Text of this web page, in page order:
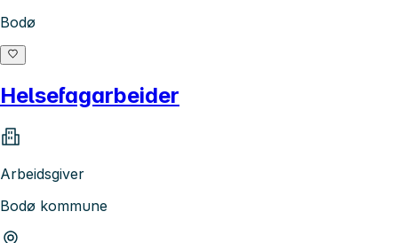
Bodø
Helsefagarbeider
Arbeidsgiver
Bodø kommune